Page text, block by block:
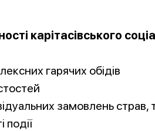
карітасівського
гарячих обідів
замовлень страв,
події